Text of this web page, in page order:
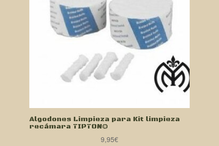
Algodones Limpieza para Kit limpieza
recámara TIPTON®
9,95€